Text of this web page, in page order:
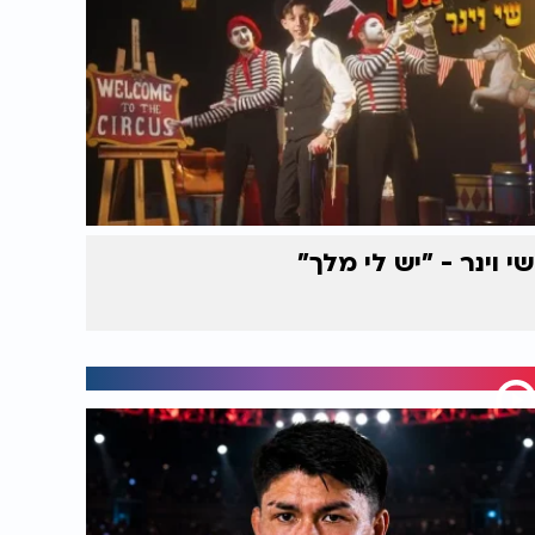
שי וינר - "יש לי מלך"